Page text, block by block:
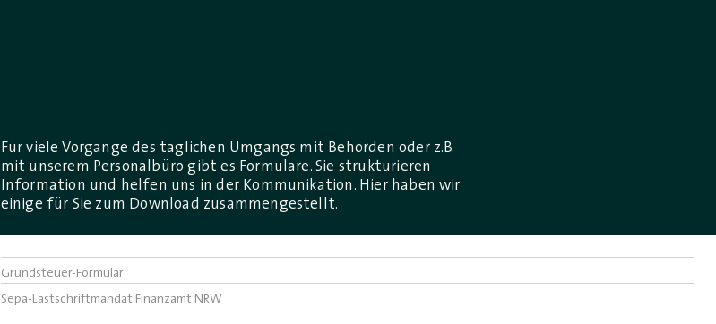
Für viele Vorgänge des täglichen Umgangs mit Behörden oder z.B.
mit unserem Personalbüro gibt es Formulare. Sie strukturieren
Information und helfen uns in der Kommunikation. Hier haben wir
einige für Sie zum Download zusammengestellt.
Grundsteuer-Formular
Sepa-Lastschriftmandat Finanzamt NRW